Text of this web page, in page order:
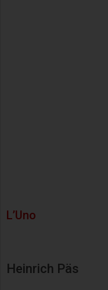
L’Uno
Heinrich Päs